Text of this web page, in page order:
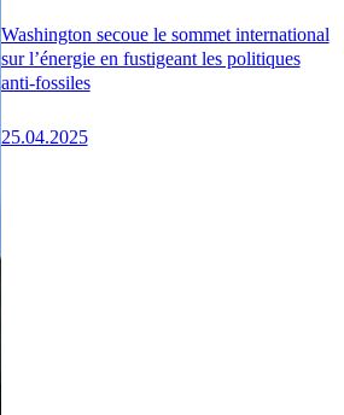
Washington secoue le sommet international
sur l’énergie en fustigeant les politiques
anti-fossiles
25.04.2025